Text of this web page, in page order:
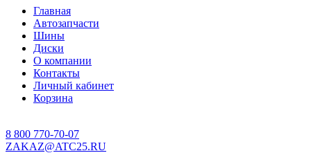
Главная
Автозапчасти
Шины
Диски
О компании
Контакты
Личный кабинет
Корзина
8 800 770-70-07
ZAKAZ@ATC25.RU